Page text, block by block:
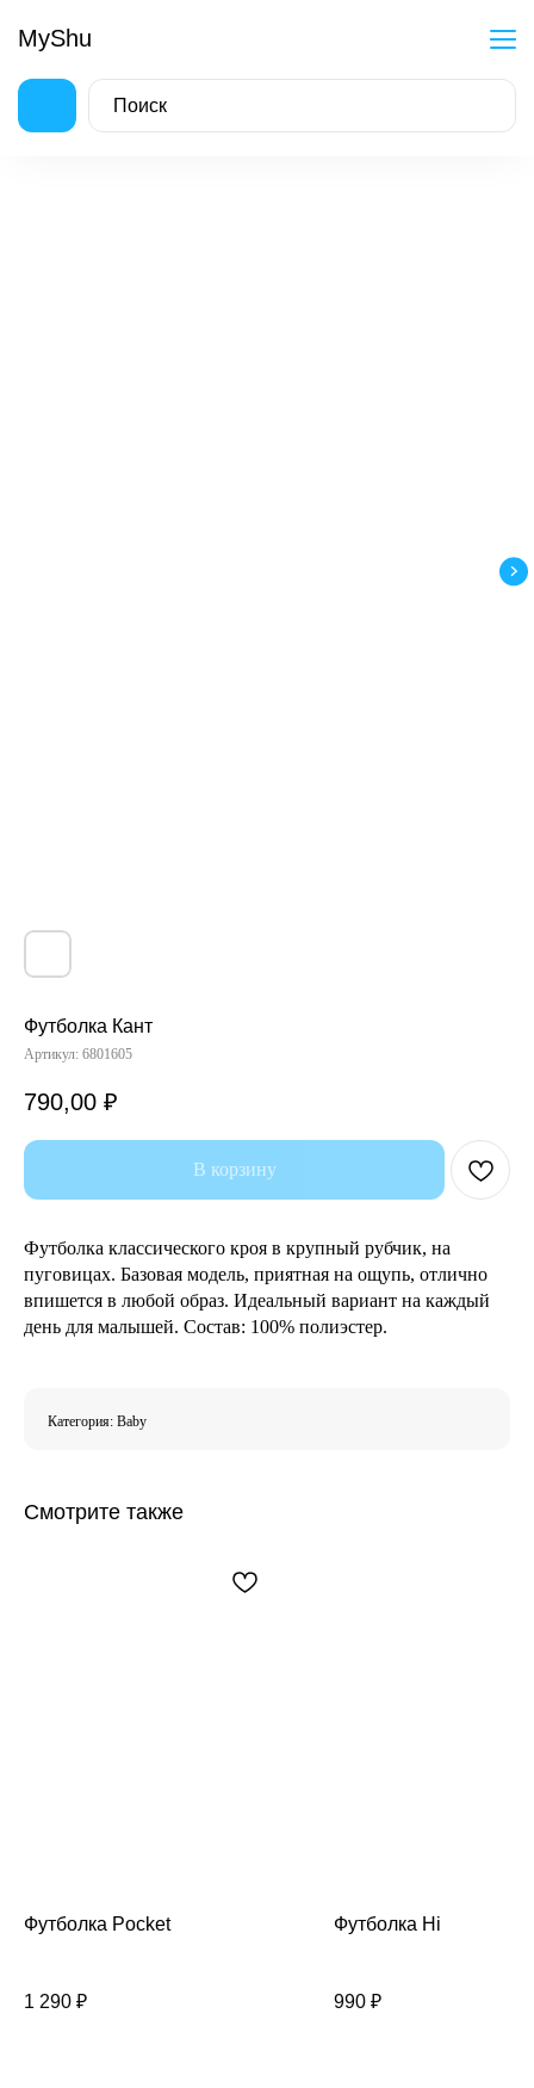
MyShu
Футболка Кант
Артикул: 6801605
790,00 ₽
В корзину
Футболка классического кроя в крупный рубчик, на
пуговицах. Базовая модель, приятная на ощупь, отлично
впишется в любой образ. Идеальный вариант на каждый
день для малышей. Состав: 100% полиэстер.
Категория: Baby
Смотрите также
Футболка Pocket
1 290 ₽
Футболка Hi
990 ₽